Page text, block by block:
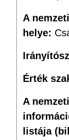
A
helye:
Érték
A
listája